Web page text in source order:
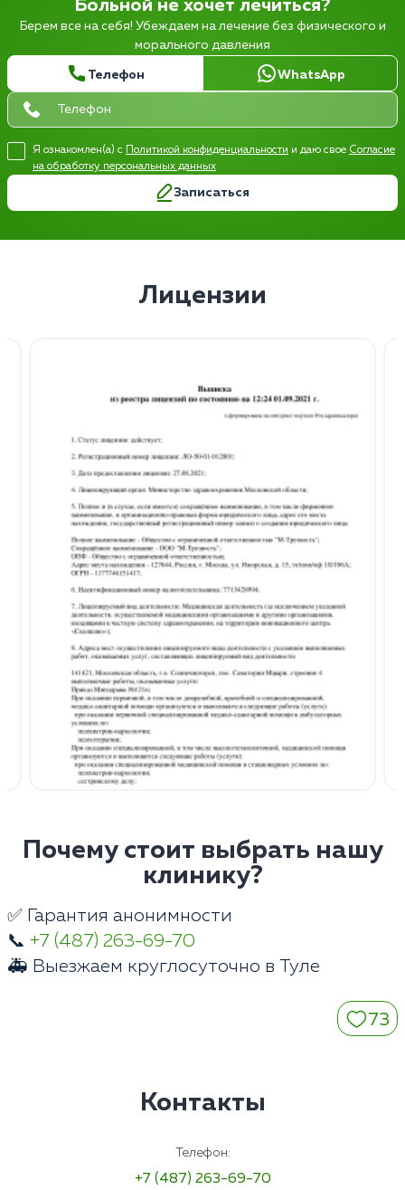
Больной не хочет лечиться?
Берем все на себя! Убеждаем на лечение без физического и
морального давления
Телефон WhatsApp
Я ознакомлен(а) с Политикой конфиденциальности и даю свое Согласие
на обработку персональных данных
Записаться
Лицензии
Почему стоит выбрать нашу
клинику?
✅ Гарантия анонимности
📞 +7 (487) 263-69-70
🚑 Выезжаем круглосуточно в Туле
73
Контакты
Телефон:
+7 (487) 263-69-70